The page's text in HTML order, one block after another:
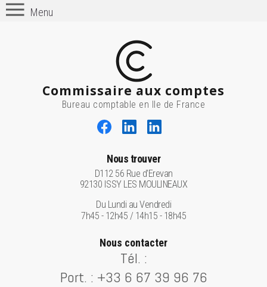
Menu
Commissaire aux comptes
Bureau comptable en Ile de France
Nous trouver
D112 56 Rue d'Erevan
92130 ISSY LES MOULINEAUX
Du Lundi au Vendredi
7h45 - 12h45 / 14h15 - 18h45
Nous contacter
Tél. :
Port. : +33 6 67 39 96 76